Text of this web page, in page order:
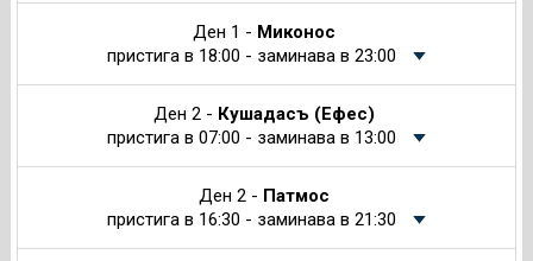
Ден 1 - Миконос
пристига в 18:00 - заминава в 23:00
Ден 2 - Кушадасъ (Ефес)
пристига в 07:00 - заминава в 13:00
Ден 2 - Патмос
пристига в 16:30 - заминава в 21:30